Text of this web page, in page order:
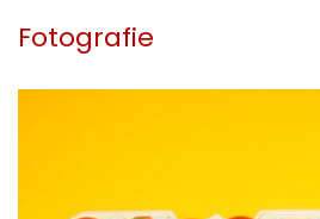
Fotografie